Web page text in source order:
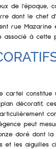
de l'époque,
dont le chef
rue Mazarine
associé à cette
cartel constitue
décoratif,
peut
doré dont la
et les aiguilles